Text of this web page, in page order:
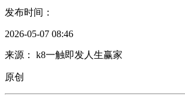
发布时间：
2026-05-07 08:46
来源： k8一触即发人生赢家
原创